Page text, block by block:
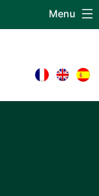
Menu